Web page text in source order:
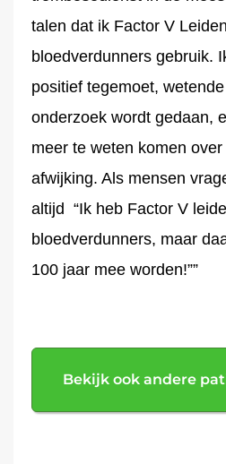
talen dat ik Factor V
bloedverdunners gebruik.
positief tegemoet,
onderzoek wordt gedaan,
meer te weten komen
afwijking. Als mensen
altijd “Ik heb Factor V
bloedverdunners, maar
100 jaar mee worden!””
Bekijk ook andere